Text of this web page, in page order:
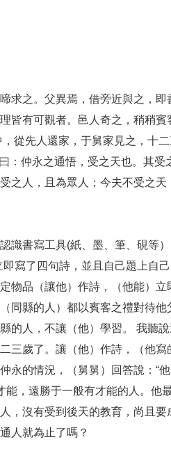
求之。父異焉，借旁近與之，
皆有可觀者。邑人奇之，稍稍
從先人還家，于舅家見之，十
：仲永之通悟，受之天也。其
之人，且為眾人；今夫不受之
書寫工具(紙、墨、筆、硯等
寫了四句詩，並且自己題上自
物品（讓他）作詩，（他能）
同縣的人）都以賓客之禮對待
的人，不讓（他）學習。 我聽
三歲了。讓（他）作詩，（他寫
永的情況，（舅舅）回答說：“
，遠勝于一般有才能的人。他
，沒有受到後天的教育，尚且
人就為止了嗎？